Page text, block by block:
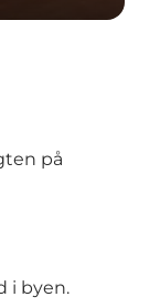
på
i byen.